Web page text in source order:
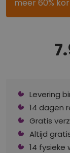
meer 60%
Levering
14 dagen
Gratis
Altijd
14 fysieke